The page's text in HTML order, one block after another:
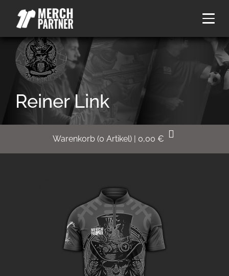
Reiner Link
Warenkorb (0 Artikel) | 0,00 €